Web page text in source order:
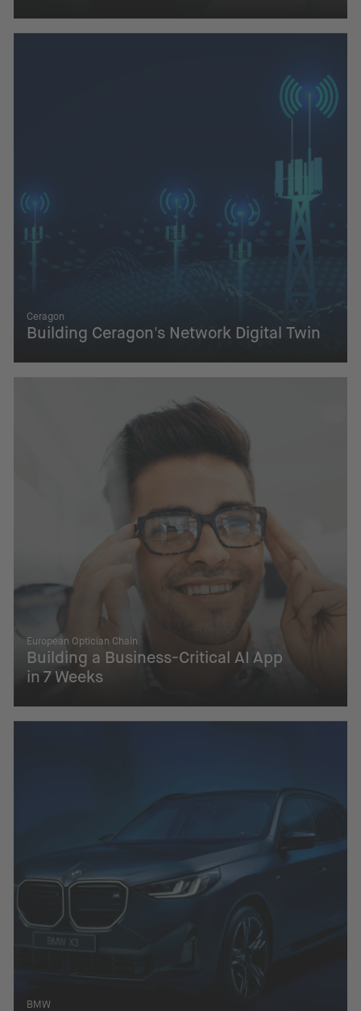
Ceragon
Building Ceragon's Network Digital Twin
European Optician Chain
Building a Business-Critical AI App
in 7 Weeks
BMW